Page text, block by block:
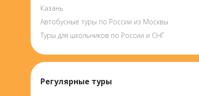
Казань
Автобусные туры по России из Москвы
Туры для школьников по России и СНГ
Регулярные туры